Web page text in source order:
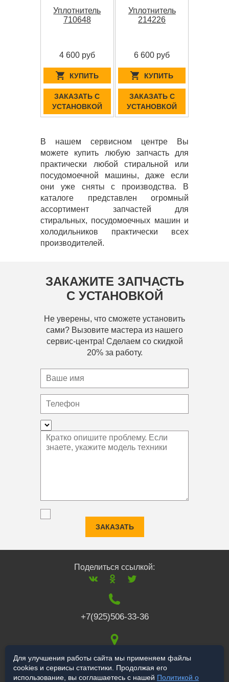
Уплотнитель
710648
4 600 руб
КУПИТЬ
ЗАКАЗАТЬ С
УСТАНОВКОЙ
Уплотнитель
214226
6 600 руб
КУПИТЬ
ЗАКАЗАТЬ С
УСТАНОВКОЙ
В нашем сервисном центре Вы
можете купить любую запчасть для
практически любой стиральной или
посудомоечной машины, даже если
они уже сняты с производства. В
каталоге представлен огромный
ассортимент запчастей для
стиральных, посудомоечных машин и
холодильников практически всех
производителей.
ЗАКАЖИТЕ ЗАПЧАСТЬ
С УСТАНОВКОЙ
Не уверены, что сможете установить
сами? Вызовите мастера из нашего
сервис-центра! Сделаем со скидкой
20% за работу.
ЗАКАЗАТЬ
Поделиться ссылкой:
+7(925)506-33-36
117519,г. Москва,
Варшавское ш., 132
Для улучшения работы сайта мы применяем файлы
cookies и сервисы статистики. Продолжая его
использование, вы соглашаетесь с нашей Политикой о